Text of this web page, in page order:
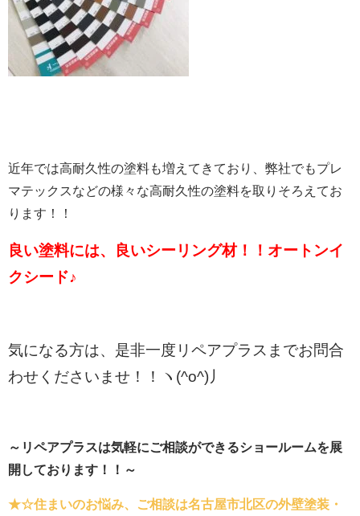
近年では高耐久性の塗料も増えてきており、弊社でもプレ
マテックスなどの様々な高耐久性の塗料を取りそろえてお
ります！！
良い塗料には、良いシーリング材！！オートンイ
クシード♪
気になる方は、是非一度リペアプラスまでお問合
わせくださいませ！！ヽ(^o^)丿
～リペアプラスは気軽にご相談ができるショールームを展
開しております！！～
★☆住まいのお悩み、ご相談は名古屋市北区の外壁塗装・